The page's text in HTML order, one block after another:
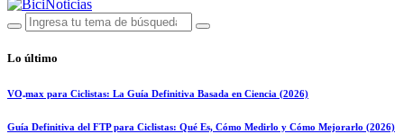
Lo último
VO₂max para Ciclistas: La Guía Definitiva Basada en Ciencia (2026)
Guía Definitiva del FTP para Ciclistas: Qué Es, Cómo Medirlo y Cómo Mejorarlo (2026)